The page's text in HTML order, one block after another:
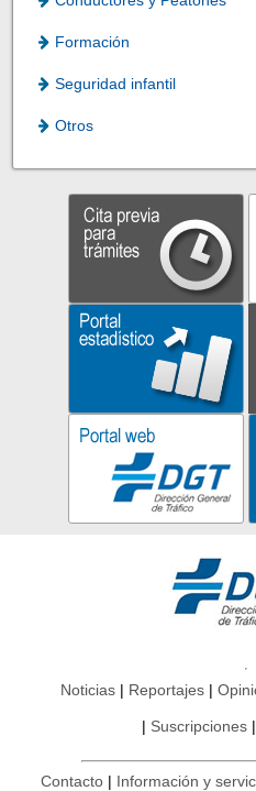
Formación
Seguridad infantil
Otros
Noticias Reportajes
Suscripciones
Contacto Información y